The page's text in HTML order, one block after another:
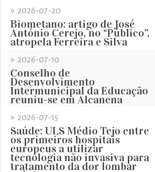
» 2026-07-20
Biometano: artigo de José
António Cerejo, no “Público”,
atropela Ferreira e Silva
» 2026-07-10
Conselho de
Desenvolvimento
Intermunicipal da Educação
reuniu-se em Alcanena
» 2026-07-15
Saúde: ULS Médio Tejo entre
os primeiros hospitais
europeus a utilizar
tecnologia não invasiva para
tratamento da dor lombar